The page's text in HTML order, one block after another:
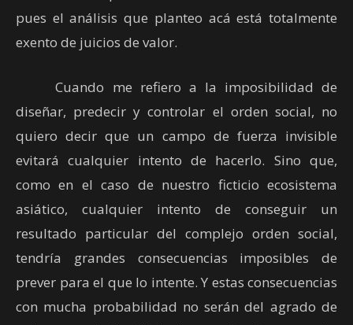
pues el análisis que planteo acá está totalmente
exento de juicios de valor.
Cuando me refiero a la imposibilidad de
diseñar, predecir y controlar el orden social, no
quiero decir que un campo de fuerza invisible
evitará cualquier intento de hacerlo. Sino que,
como en el caso de nuestro ficticio ecosistema
asiático, cualquier intento de conseguir un
resultado particular del complejo orden social,
tendría grandes consecuencias imposibles de
prever para el que lo intente. Y estas consecuencias
con mucha probabilidad no serán del agrado de